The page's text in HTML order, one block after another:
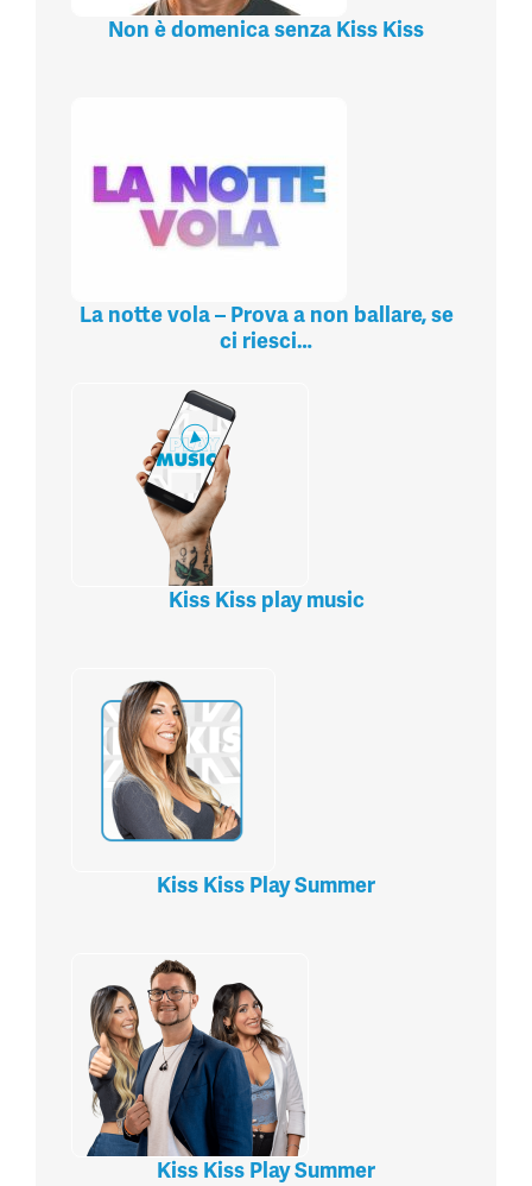
Non è domenica senza Kiss Kiss
La notte vola – Prova a non ballare, se
ci riesci…
Kiss Kiss play music
Kiss Kiss Play Summer
Kiss Kiss Play Summer